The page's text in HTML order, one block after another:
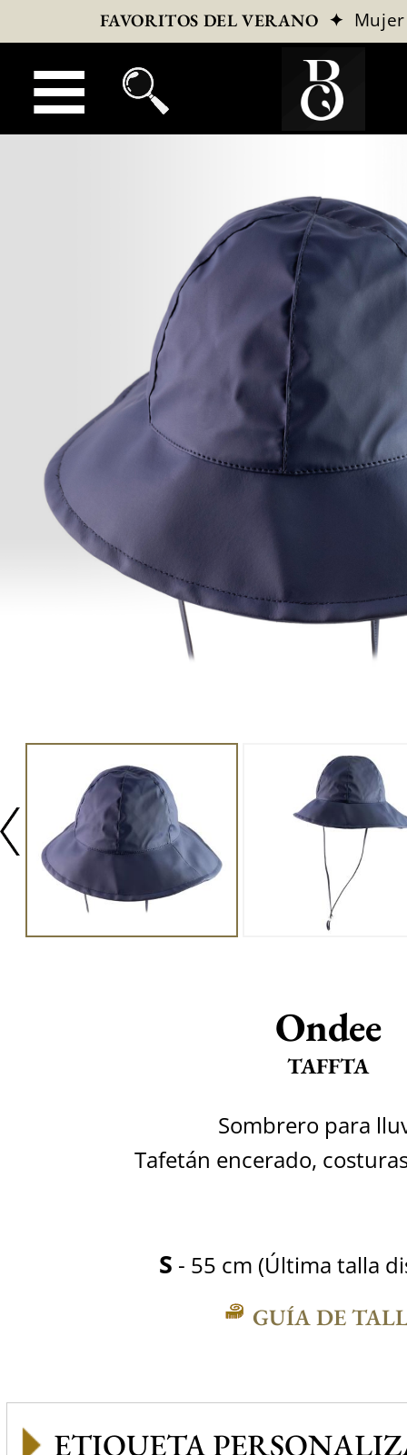
FAVORITOS DEL VERANO ✦ Mujer
Ondee
TAFFTA
Sombrero para
Tafetán encerado,
S - 55 cm (Última talla
GUÍA DE
ETIQUETA